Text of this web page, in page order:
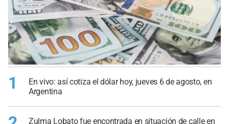
1
En vivo: así cotiza el dólar hoy, jueves 6 de agosto, en
Argentina
Zulma Lobato fue encontrada en situación de calle en